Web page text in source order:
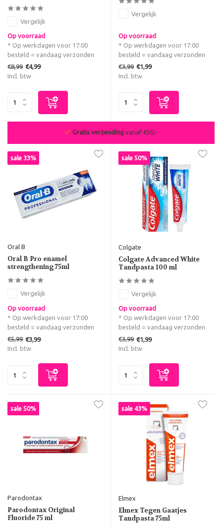
Vergelijk
Op voorraad
* Op werkdagen voor 17:00
besteld = vandaag verzonden
€8,99 €4,99
Incl. btw
Vergelijk
Op voorraad
* Op werkdagen voor 17:00
besteld = vandaag verzonden
€3,99 €1,99
Incl. btw
De beste deals van NL & BE
sale 33%
Oral B
Oral B Pro enamel
strengthening 75ml
Vergelijk
Op voorraad
* Op werkdagen voor 17:00
besteld = vandaag verzonden
€5,99 €3,99
Incl. btw
sale 50%
Colgate
Colgate Advanced White
Tandpasta 100 ml
Vergelijk
Op voorraad
* Op werkdagen voor 17:00
besteld = vandaag verzonden
€3,99 €1,99
Incl. btw
sale 50%
Parodontax
Parodontax Original
Fluoride 75 ml
sale 43%
Elmex
Elmex Tegen Gaatjes
Tandpasta 75ml